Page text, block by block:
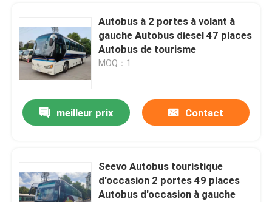
Autobus à 2 portes à volant à
gauche Autobus diesel 47 places
Autobus de tourisme
MOQ：1
meilleur prix Contact
Seevo Autobus touristique
d'occasion 2 portes 49 places
Autobus d'occasion à gauche